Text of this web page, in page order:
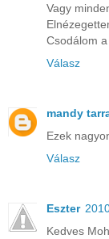
Vagy
Csodálom
Válasz
mandy
Ezek
Válasz
Eszter
Kedves